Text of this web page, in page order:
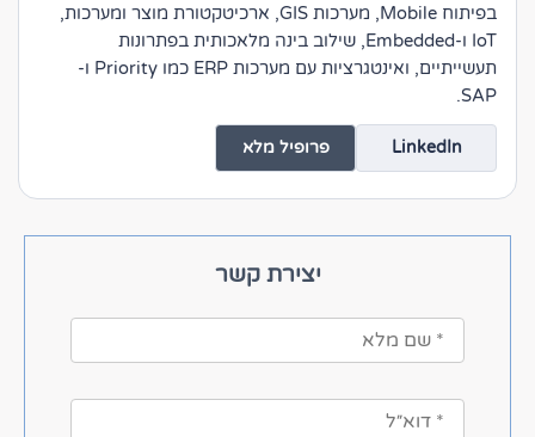
בפיתוח Mobile, מערכות GIS, ארכיטקטורת מוצר ומערכות,
IoT ו-Embedded, שילוב בינה מלאכותית בפתרונות
תעשייתיים, ואינטגרציות עם מערכות ERP כמו Priority ו-
SAP.
LinkedIn פרופיל מלא
יצירת קשר